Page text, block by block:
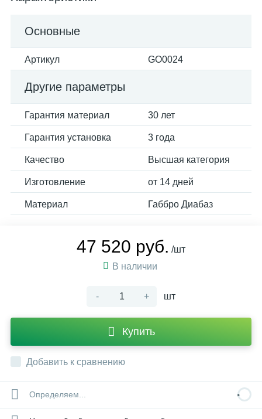
Основные
Артикул GO0024
Другие параметры
Гарантия материал 30 лет
Гарантия установка 3 года
Качество Высшая категория
Изготовление от 14 дней
Материал Габбро Диабаз
47 520 руб. /шт
В наличии
- + шт
Купить
Добавить к сравнению
Определяем...